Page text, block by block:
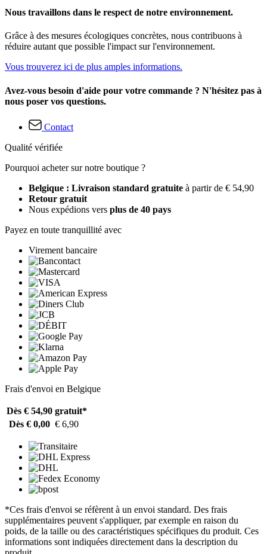
Nous travaillons dans le respect de notre environnement.
Grâce à des mesures écologiques concrètes, nous contribuons à
réduire autant que possible l'impact sur l'environnement.
Vous trouverez ici de plus amples informations.
Avez-vous besoin d'aide pour votre commande ? N'hésitez pas à
nous poser vos questions.
Contact
Qualité vérifiée
Pourquoi acheter sur notre boutique ?
Belgique : Livraison standard gratuite à partir de € 54,90
Retour gratuit
Nous expédions vers plus de 40 pays
Payez en toute tranquillité avec
Virement bancaire
Frais d'envoi en Belgique
Dès € 54,90 gratuit*
Dès € 0,00 € 6,90
*Ces frais d'envoi se réfèrent à un envoi standard. Des frais
supplémentaires peuvent s'appliquer, par exemple en raison du
poids, de la taille ou des caractéristiques spécifiques du produit. Ces
informations sont indiquées directement dans la description du